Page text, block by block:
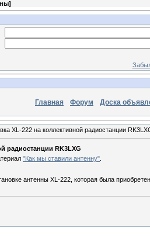
]
Главная Форум Доска
XL-222 на коллективной радиостанции
радиостанции RK3LXG
"Как мы ставили антенну"
антенны XL-222, которая была